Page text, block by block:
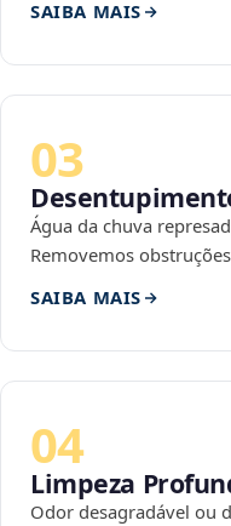
SAIBA MAIS
03
Água da chuva
Removemos
SAIBA MAIS
04
Limpeza
Odor desagradável ou